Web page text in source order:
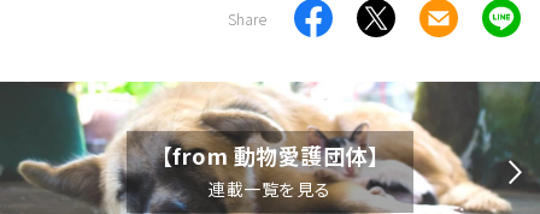
Share
【from 動物愛護団体】
連載一覧を見る